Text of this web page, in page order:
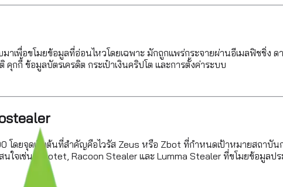
เพื่อขโมยข้อมูลที่อ่อนไหวโดยเฉพาะ มักถูกแพร่กระจายผ่านอีเมลฟิชชิ่ง
กกี้ ข้อมูลบัตรเครดิต กระเป๋าเงินคริปโต และการตั้งค่าระบบ
โดยจุดเริ่มต้นที่สำคัญคือไวรัส Zeus หรือ Zbot ที่กำหนดเป้าหมายสถา
ใจเช่น Emotet, Racoon Stealer และ Lumma Stealer ที่ขโมยข้อมูลป